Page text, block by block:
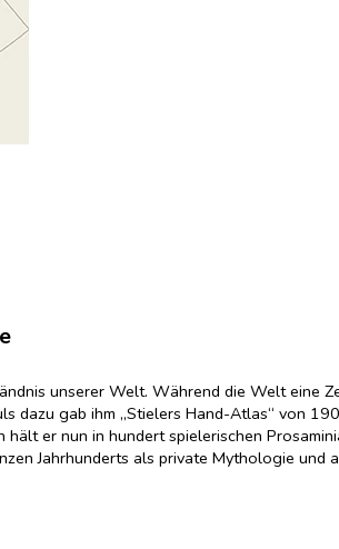
unserer Welt. Während die Welt eine
dazu gab ihm „Stielers Hand-Atlas“ von
er nun in hundert spielerischen
Jahrhunderts als private Mythologie